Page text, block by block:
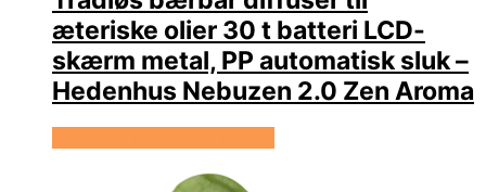
æteriske olier 30 t batteri LCD-
skærm metal, PP automatisk sluk –
Hedenhus Nebuzen 2.0 Zen Aroma